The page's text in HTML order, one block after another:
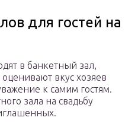
для гостей на
в банкетный зал,
вкус хозяев
к самим гостям.
зала на свадьбу